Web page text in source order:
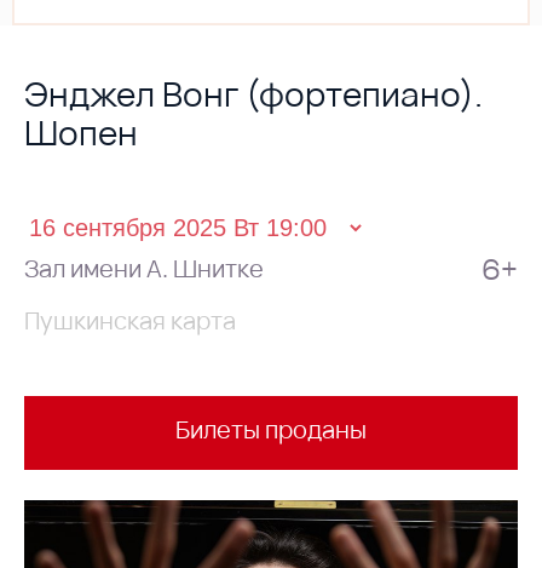
Энджел Вонг (фортепиано).
Шопен
Зал имени А. Шнитке 6+
Пушкинская карта
Билеты проданы